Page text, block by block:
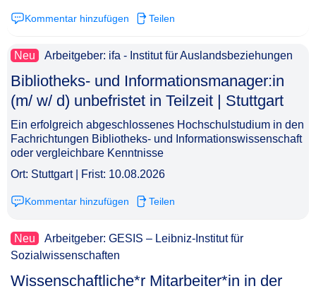
Kommentar hinzufügen Teilen
Neu Arbeitgeber: ifa - Institut für Auslandsbeziehungen
Bibliotheks- und Informationsmanager:in
(m/ w/ d) unbefristet in Teilzeit | Stuttgart​‌‌‌‌​‌​‌‌‌‌​‌​‌​‌​
Ein erfolgreich abgeschlossenes Hochschulstudium in den
Fachrichtungen Bibliotheks- und Informationswissenschaft
oder vergleichbare Kenntnisse
Ort: Stuttgart | Frist: 10.08.2026
Kommentar hinzufügen Teilen
Neu
Arbeitgeber: GESIS – Leibniz-Institut für
Sozialwissenschaften
Wissenschaftliche*r Mitarbeiter*in in der